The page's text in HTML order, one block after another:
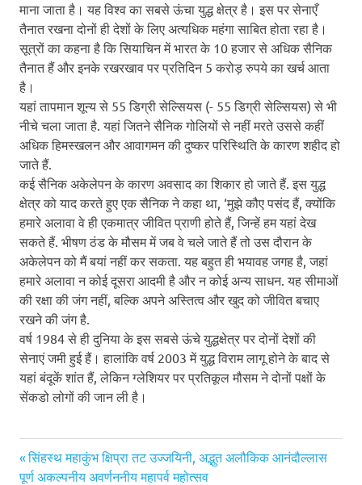
माना जाता है। यह विश्व का सबसे ऊंचा युद्ध क्षेत्र है। इस पर सेनाएँ
तैनात रखना दोनों ही देशों के लिए अत्यधिक महंगा साबित होता रहा है।
सूत्रों का कहना है कि सियाचिन में भारत के 10 हजार से अधिक सैनिक
तैनात हैं और इनके रखरखाव पर प्रतिदिन 5 करोड़ रुपये का खर्च आता
है।
यहां तापमान शून्य से 55 डिग्री सेल्सियस (- 55 डिग्री सेल्सियस) से भी
नीचे चला जाता है. यहां जितने सैनिक गोलियों से नहीं मरते उससे कहीं
अधिक हिमस्खलन और आवागमन की दुष्कर परिस्थिति के कारण शहीद हो
जाते हैं.
कई सैनिक अकेलेपन के कारण अवसाद का शिकार हो जाते हैं. इस युद्ध
क्षेत्र को याद करते हुए एक सैनिक ने कहा था, ‘मुझे कौए पसंद हैं, क्योंकि
हमारे अलावा वे ही एकमात्र जीवित प्राणी होते हैं, जिन्हें हम यहां देख
सकते हैं. भीषण ठंड के मौसम में जब वे चले जाते हैं तो उस दौरान के
अकेलेपन को मैं बयां नहीं कर सकता. यह बहुत ही भयावह जगह है, जहां
हमारे अलावा न कोई दूसरा आदमी है और न कोई अन्य साधन. यह सीमाओं
की रक्षा की जंग नहीं, बल्कि अपने अस्तित्व और खुद को जीवित बचाए
रखने की जंग है.
वर्ष 1984 से ही दुनिया के इस सबसे ऊंचे युद्धक्षेत्र पर दोनों देशों की
सेनाएं जमी हुई हैं। हालांकि वर्ष 2003 में युद्ध विराम लागू होने के बाद से
यहां बंदूकें शांत हैं, लेकिन ग्लेशियर पर प्रतिकूल मौसम ने दोनों पक्षों के
सेंकडो लोगों की जान ली है।
Post
Previous
Post:
सिंहस्थ महाकुंभ क्षिप्रा तट उज्जयिनी, अद्भुत अलौकिक आनंदौल्लास
पूर्ण अकल्पनीय अवर्णननीय महापर्व महोत्सव